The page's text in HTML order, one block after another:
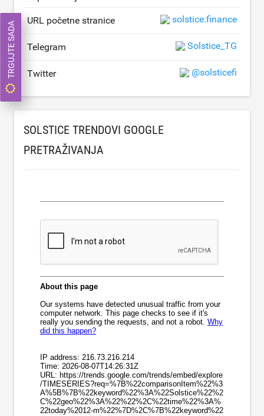
URL početne stranice solstice.finance
Telegram Solstice_TG
Twitter @solsticefi
SOLSTICE TRENDOVI GOOGLE
PRETRAŽIVANJA
TRGUJTE SADA